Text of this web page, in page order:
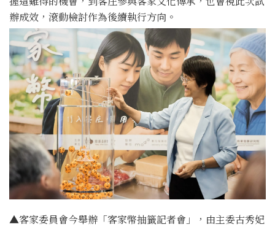
辦成效，滾動檢討作為後續執行方向。
▲客家委員會今舉辦「客家幣抽籤記者會」，由主委古秀妃